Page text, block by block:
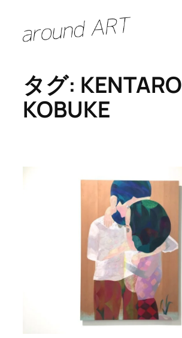
タグ: KENTARO
KOBUKE